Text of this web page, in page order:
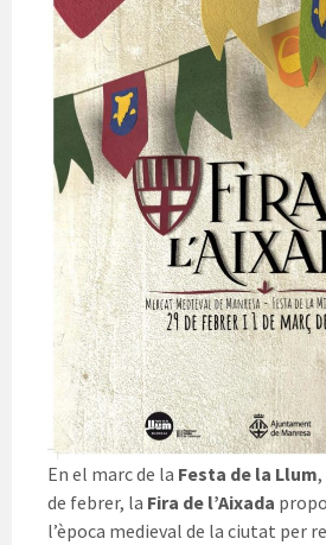
En el marc de la Festa de la Llum
de febrer, la Fira de l’Aixada
l’època medieval de la ciutat per